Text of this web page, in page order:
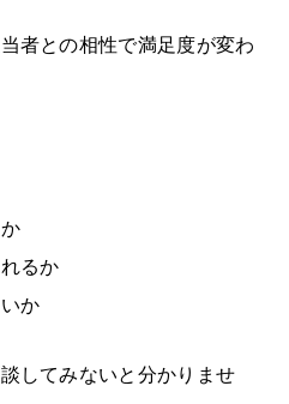
者との相性で満足度が変わ
るか
か
してみないと分かりませ